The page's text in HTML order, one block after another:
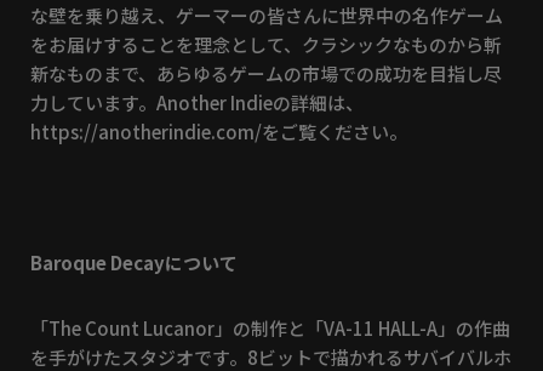
な壁を乗り越え、ゲーマーの皆さんに世界中の名作ゲーム
をお届けすることを理念として、クラシックなものから斬
新なものまで、あらゆるゲームの市場での成功を目指し尽
力しています。Another Indieの詳細は、
https://anotherindie.com/をご覧ください。
Baroque Decayについて
「The Count Lucanor」の制作と「VA-11 HALL-A」の作曲
を手がけたスタジオです。8ビットで描かれるサバイバルホ